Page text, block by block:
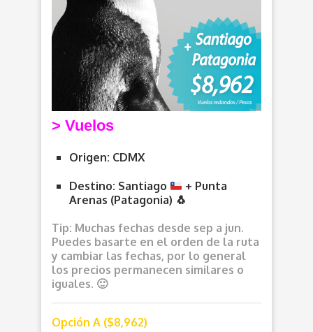
> Vuelos
Origen: CDMX
Destino: Santiago
+ Punta
Arenas (Patagonia) 🐧
Tip: Muchas fechas desde sep a jun.
Puedes basarte en el orden de la ruta
y cambiar las fechas, por lo general
los precios permanecen similares o
iguales. 🙂
Opción A ($8,962)